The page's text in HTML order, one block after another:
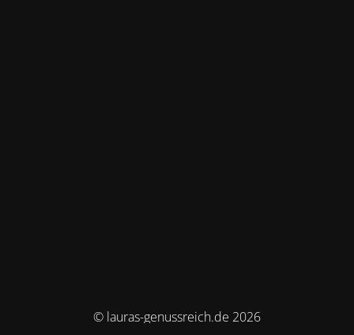
© lauras-genussreich.de 2026